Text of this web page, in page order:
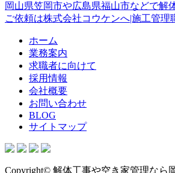
岡山県笠岡市や広島県福山市などで解
ご依頼は株式会社コウケンへ|施工管理
ホーム
業務案内
求職者に向けて
採用情報
会社概要
お問い合わせ
BLOG
サイトマップ
Copyright© 解体工事や空き家管理なら